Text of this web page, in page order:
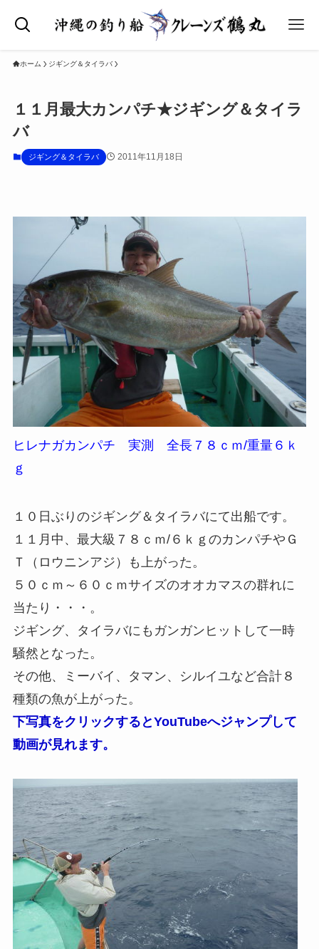
ホーム ジギング＆タイラバ
１１月最大カンパチ★ジギング＆タイラ
バ
ジギング＆タイラバ 2011年11月18日
ヒレナガカンパチ 実測 全長７８ｃｍ/重量６ｋ
ｇ
１０日ぶりのジギング＆タイラバにて出船です。
１１月中、最大級７８ｃｍ/６ｋｇのカンパチやＧ
Ｔ（ロウニンアジ）も上がった。
５０ｃｍ～６０ｃｍサイズのオオカマスの群れに
当たり・・・。
ジギング、タイラバにもガンガンヒットして一時
騒然となった。
その他、ミーバイ、タマン、シルイユなど合計８
種類の魚が上がった。
下写真をクリックするとYouTubeへジャンプして
動画が見れます。